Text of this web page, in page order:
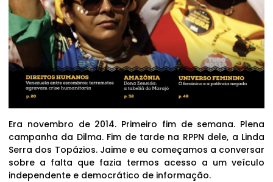
Era novembro de 2014. Primeiro fim de semana. Plena
campanha da Dilma. Fim de tarde na RPPN dele, a Linda
Serra dos Topázios. Jaime e eu começamos a conversar
sobre a falta que fazia termos acesso a um veículo
independente e democrático de informação.